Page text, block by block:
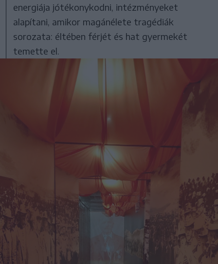
energiája jótékonykodni, intézményeket
alapítani, amikor magánélete tragédiák
sorozata: éltében férjét és hat gyermekét
temette el.